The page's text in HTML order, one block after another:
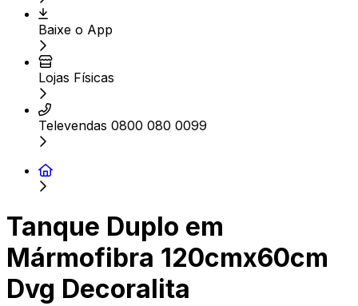
Baixe o App
Lojas Físicas
Televendas 0800 080 0099
Tanque Duplo em
Mármofibra 120cmx60cm
Dvg Decoralita